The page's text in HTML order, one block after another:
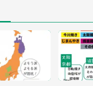
「閉所恐怖症の私は新幹線で
年に『手を繋いで』とお願い
8万人感動